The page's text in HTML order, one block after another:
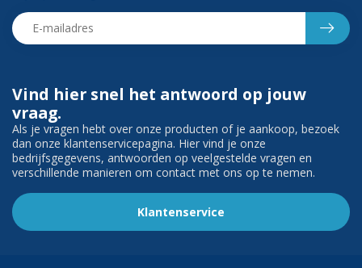
Vind hier snel het antwoord op jouw
vraag.
Als je vragen hebt over onze producten of je aankoop, bezoek
dan onze klantenservicepagina. Hier vind je onze
bedrijfsgegevens, antwoorden op veelgestelde vragen en
verschillende manieren om contact met ons op te nemen.
Klantenservice